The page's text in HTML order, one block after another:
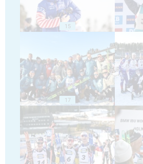
15
17